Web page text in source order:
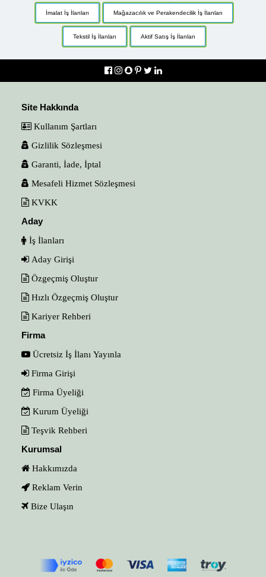
İmalat İş İlanları Mağazacılık ve Perakendecilik İş İlanları
Tekstil İş İlanları Aktif Satış İş İlanları
Site Hakkında
Kullanım Şartları
Gizlilik Sözleşmesi
Garanti, İade, İptal
Mesafeli Hizmet Sözleşmesi
KVKK
Aday
İş İlanları
Aday Girişi
Özgeçmiş Oluştur
Hızlı Özgeçmiş Oluştur
Kariyer Rehberi
Firma
Ücretsiz İş İlanı Yayınla
Firma Girişi
Firma Üyeliği
Kurum Üyeliği
Teşvik Rehberi
Kurumsal
Hakkımızda
Reklam Verin
Bize Ulaşın